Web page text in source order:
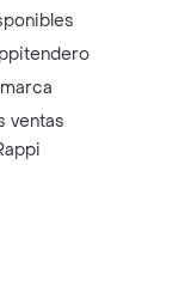
ventas